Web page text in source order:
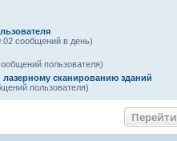
сообщений в день)
пользователя)
сканированию зданий
пользователя)
Перейти